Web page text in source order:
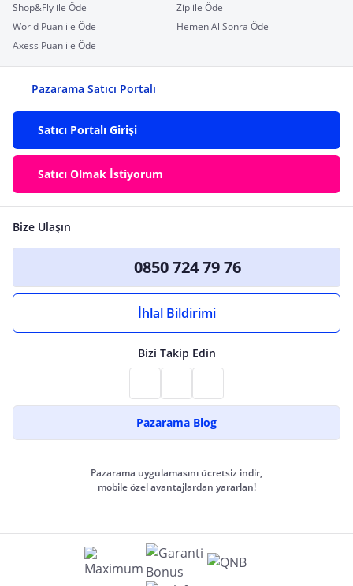
Shop&Fly ile Öde
Zip ile Öde
World Puan ile Öde
Hemen Al Sonra Öde
Axess Puan ile Öde
Pazarama Satıcı Portalı
Satıcı Portalı Girişi
Satıcı Olmak İstiyorum
Bize Ulaşın
0850 724 79 76
İhlal Bildirimi
Bizi Takip Edin
Pazarama Blog
Pazarama uygulamasını ücretsiz indir,
mobile özel avantajlardan yararlan!